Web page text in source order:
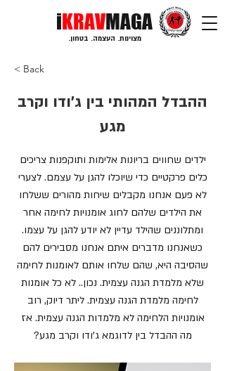
iKRAVMAGA
מצוינות. העצמה. בטחון.
< Back
ההבדל המהותי בין ג'ודו וקרב
מגע
ילדים שחווים בריונות אלימות ותוקפנות צריכים
כלים פרקטיים כדי שיוכלו להגן על עצמם. לצערי
לא פעם אנחנו מקבלים שיחות מהורים ששלחו
את הילדים שלהם לחוג אומנויות לחימה אחר
ומתלוננים שהילד עדיין לא יודע להגן על עצמו.
כשאנחנו מדברים איתם אנחנו מסבירים להם
שהסיבה היא, שהם שלחו אותם לאומנות לחימה
שלא מלמדת הגנה עצמית. נכון.. לא כל אומנות
לחימה מלמדת הגנה עצמית. ליתר דיוק, רוב
אומנויות הלחימה לא מלמדות הגנה עצמית. אז
מה ההבדל בין לדוגמא ג'ודו וקרב מגע?